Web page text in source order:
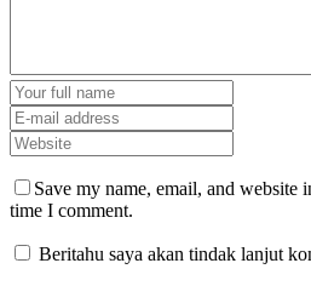
Save my name, email, and website
time I comment.
Beritahu saya akan tindak lanjut